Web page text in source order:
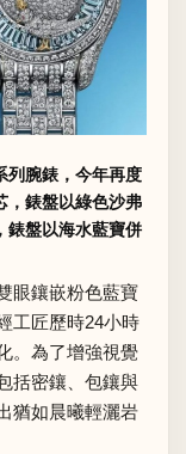
腕錶，今年再度
，錶盤以綠色沙弗
錶盤以海水藍寶併
眼鑲嵌粉色藍寶
工匠歷時24小時
。為了增強視覺
括密鑲、包鑲與
猶如晨曦輕灑岩